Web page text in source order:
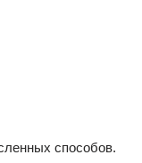
способов.